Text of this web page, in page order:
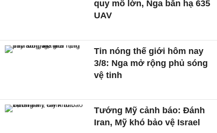
quy mô lớn, Nga bắn hạ 635
UAV
Tin nóng thế giới hôm nay
3/8: Nga mở rộng phủ sóng
vệ tinh
Tướng Mỹ cảnh báo: Đánh
Iran, Mỹ khó bảo vệ Israel